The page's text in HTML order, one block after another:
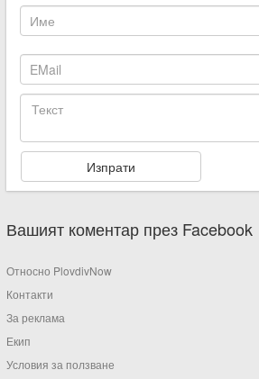
Вашият коментар през Facebook
Относно PlovdivNow
Контакти
За реклама
Екип
Условия за ползване